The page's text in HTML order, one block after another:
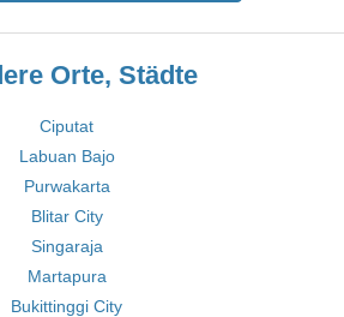
Orte, Städte
Ciputat
Labuan Bajo
Purwakarta
Blitar City
Singaraja
Martapura
Bukittinggi City